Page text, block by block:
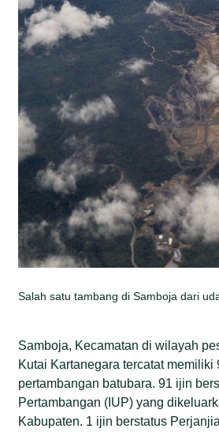
Salah satu tambang di Samboja dari
Samboja, Kecamatan di wilayah
Kutai Kartanegara tercatat memiliki
pertambangan batubara. 91 ijin
Pertambangan (IUP) yang
Kabupaten. 1 ijin berstatus